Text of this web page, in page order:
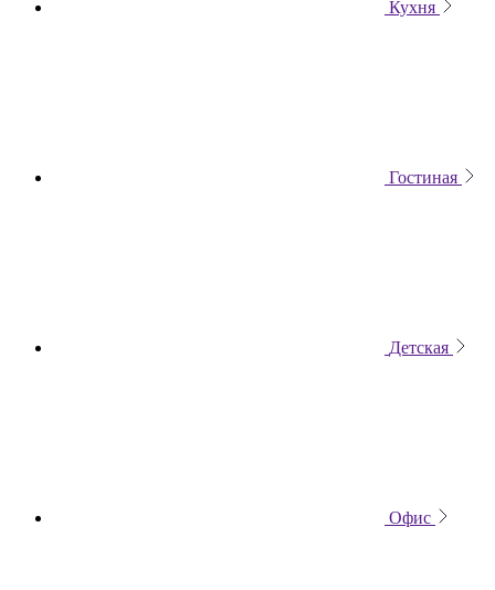
Кухня
Гостиная
Детская
Офис